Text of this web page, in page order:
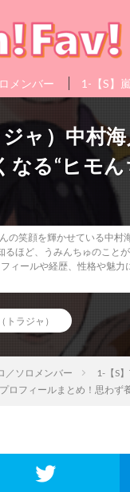
メンバー 1-【S】嵐
ャ）中村
る“ヒモ
の笑顔を輝かせている中
ほど、うみんちゅのこと
ィールや経歴、性格や魅
トラジャ）
／ソロメンバー
1-【S
ロフィールまとめ！思わず